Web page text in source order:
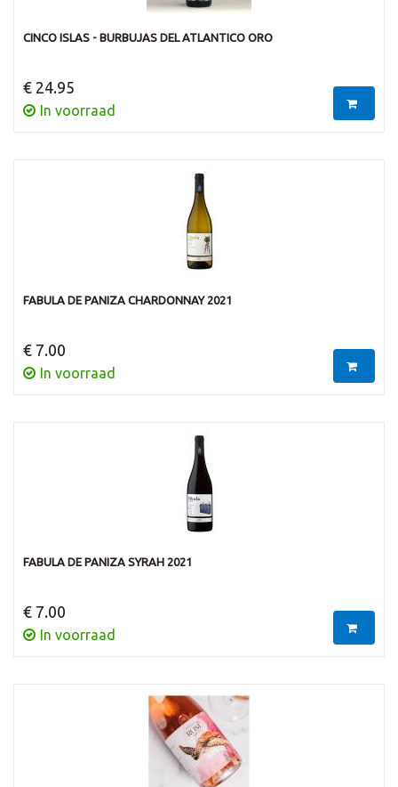
CINCO ISLAS - BURBUJAS DEL ATLANTICO ORO
€ 24.95
In voorraad
FABULA DE PANIZA CHARDONNAY 2021
€ 7.00
In voorraad
FABULA DE PANIZA SYRAH 2021
€ 7.00
In voorraad